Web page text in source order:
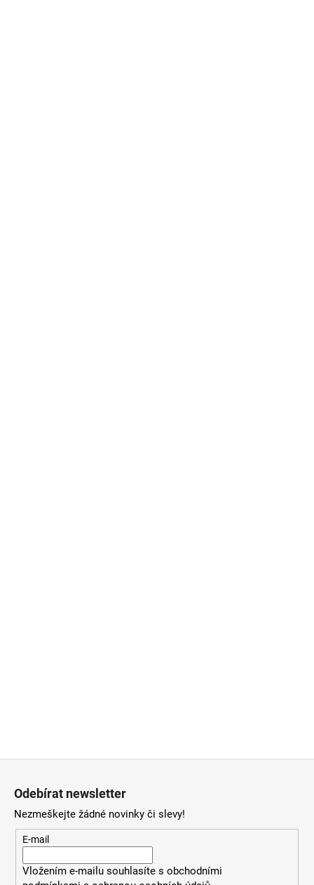
Odebírat newsletter
Nezmeškejte žádné novinky či slevy!
E-mail
Vložením e-mailu souhlasítes obchodními